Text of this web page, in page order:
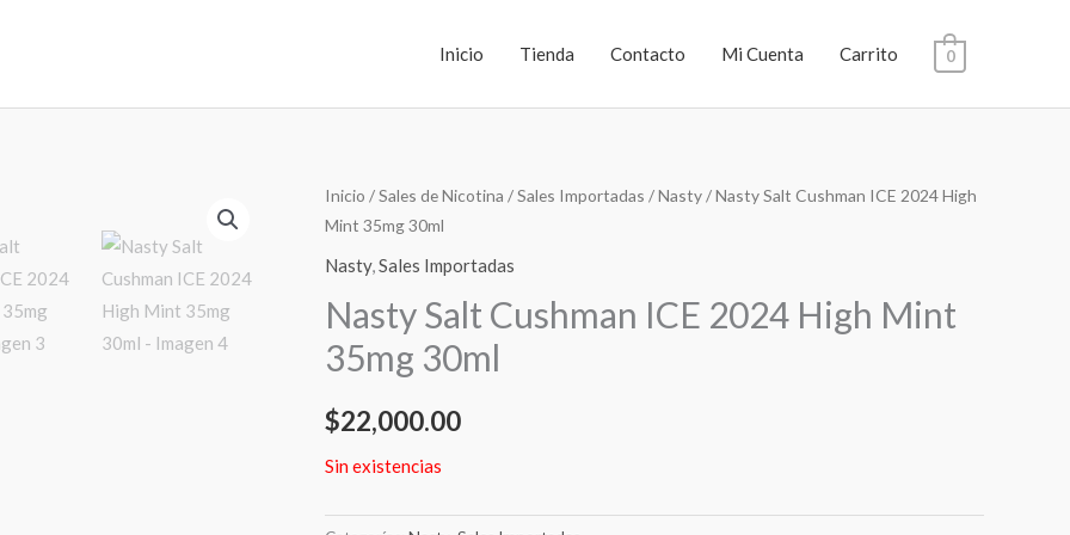
Inicio Tienda Contacto Mi Cuenta Carrito 0
Inicio /Sales de Nicotina /Sales Importadas /Nasty/ Nasty Salt Cushman ICE 2024 High
Mint 35mg 30ml
Nasty,Sales Importadas
Nasty Salt Cushman ICE 2024 High Mint
35mg 30ml
$22,000.00
Sin existencias